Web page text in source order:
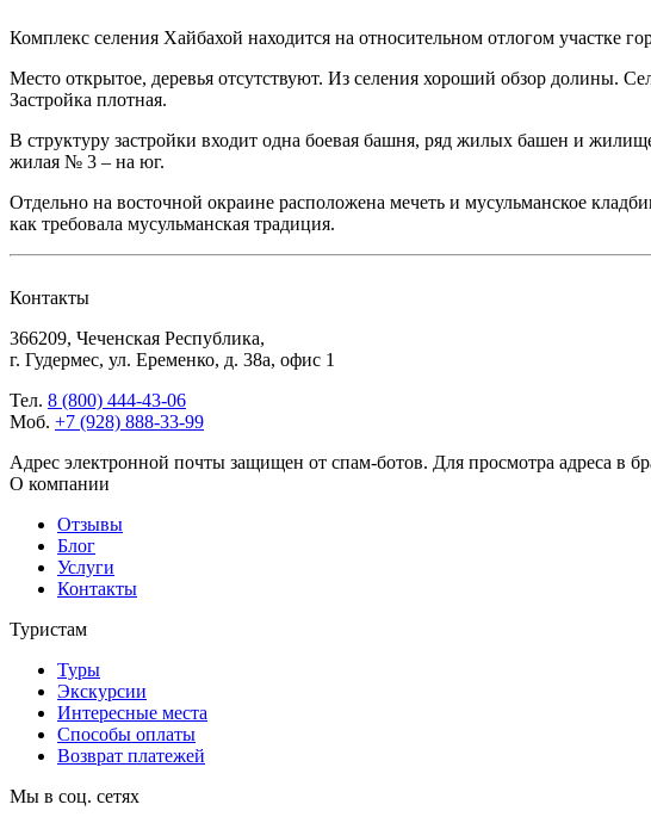
Комплекс селения Хайбахой находится на относительном отлогом участке
Место открытое, деревья отсутствуют. Из селения хороший обзор долины.
Застройка плотная.
В структуру застройки входит одна боевая башня, ряд жилых башен и
жилая № 3 – на юг.
Отдельно на восточной окраине расположена мечеть и мусульманское
как требовала мусульманская традиция.
Контакты
366209, Чеченская Республика,
г. Гудермес, ул. Еременко, д. 38а, офис 1
Тел. 8 (800) 444-43-06
Моб. +7 (928) 888-33-99
Адрес электронной почты защищен от спам-ботов. Для просмотра адреса в
О компании
Отзывы
Блог
Услуги
Контакты
Туристам
Туры
Экскурсии
Интересные места
Способы оплаты
Возврат платежей
Мы в соц. сетях